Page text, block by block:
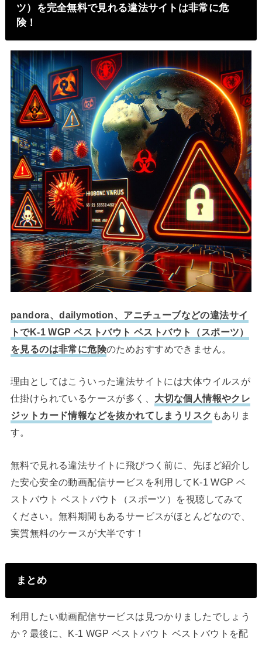
ツ）を完全無料で見れる違法サイトは非常に危
険！
pandora、dailymotion、アニチューブなどの違法サイ
トでK-1 WGP ベストバウト ベストバウト（スポーツ）
を見るのは非常に危険のためおすすめできません。
理由としてはこういった違法サイトには大体ウイルスが
仕掛けられているケースが多く、 大切な個人情報やクレ
ジットカード情報などを抜かれてしまうリスク もありま
す。
無料で見れる違法サイトに飛びつく前に、先ほど紹介し
た安心安全の動画配信サービスを利用してK-1 WGP ベ
ストバウト ベストバウト（スポーツ）を視聴してみて
ください。無料期間もあるサービスがほとんどなので、
実質無料のケースが大半です！
まとめ
利用したい動画配信サービスは見つかりましたでしょう
か？最後に、K-1 WGP ベストバウト ベストバウトを配